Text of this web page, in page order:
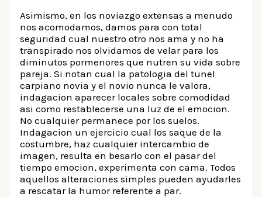
Asimismo, en los noviazgo extensas a menudo
nos acomodamos, damos para con total
seguridad cual nuestro otro nos ama y no ha
transpirado nos olvidamos de velar para los
diminutos pormenores que nutren su vida sobre
pareja. Si notan cual la patologi­a del tunel
carpiano novia y el novio nunca le valora,
indagacion aparecer locales sobre comodidad
asi­ como restablecerse una luz de el emocion.
No cualquier permanece por los suelos.
Indagacion un ejercicio cual los saque de la
costumbre, haz cualquier intercambio de
imagen, resulta en besarlo con el pasar del
tiempo emocion, experimenta con cama. Todos
aquellos alteraciones simples pueden ayudarles
a rescatar la humor referente a par.